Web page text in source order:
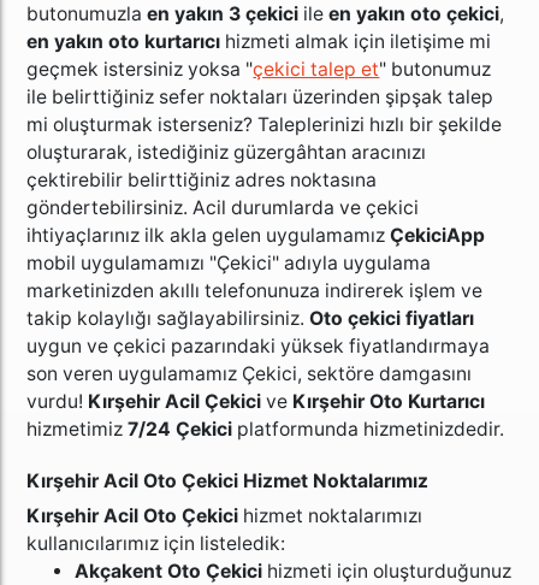
butonumuzlaen yakın 3 çekici ileen yakın oto çekici,
en yakın oto kurtarıcı hizmeti almak için iletişime mi
geçmek istersiniz yoksa "çekici talep et" butonumuz
ile belirttiğiniz sefer noktaları üzerinden şipşak talep
mi oluşturmak isterseniz?Taleplerinizi hızlı bir şekilde
oluşturarak, istediğinizgüzergâhtan aracınızı
çektirebilir belirttiğiniz adres noktasına
göndertebilirsiniz. Acil durumlarda ve çekici
ihtiyaçlarınız ilk akla gelen uygulamamızÇekiciApp
mobil uygulamamızı "Çekici" adıyla uygulama
marketinizden akıllı telefonunuza indirerek işlem ve
takip kolaylığı sağlayabilirsiniz.Oto çekici fiyatları
uygun ve çekici pazarındaki yüksek fiyatlandırmaya
son veren uygulamamız Çekici, sektöre damgasını
vurdu! Kırşehir Acil Çekici ve Kırşehir Oto Kurtarıcı
hizmetimiz7/24 Çekici platformunda hizmetinizdedir.
Kırşehir Acil Oto Çekici Hizmet Noktalarımız
Kırşehir Acil Oto Çekici hizmet noktalarımızı
kullanıcılarımız için listeledik:
Akçakent Oto Çekici hizmeti için oluşturduğunuz